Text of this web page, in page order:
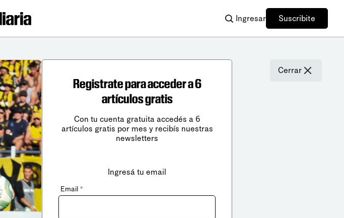
Ingresar Suscribite
Cerrar
Registrate para acceder a 6
artículos gratis
Con tu cuenta gratuita accedés a 6
artículos gratis por mes y recibís nuestras
newsletters
Ingresá tu email
Email *